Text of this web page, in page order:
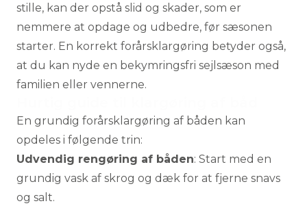
stille, kan der opstå slid og skader, som er
nemmere at opdage og udbedre, før sæsonen
starter. En korrekt forårsklargøring betyder også,
at du kan nyde en bekymringsfri sejlsæson med
familien eller vennerne.
En grundig forårsklargøring af båden kan
opdeles i følgende trin:
Udvendig rengøring af båden: Start med en
grundig vask af skrog og dæk for at fjerne snavs
og salt.